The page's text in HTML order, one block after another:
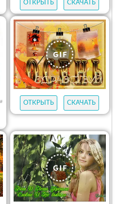
ОТКРЫТЬ СКАЧАТЬ
ОТКРЫТЬ СКАЧАТЬ